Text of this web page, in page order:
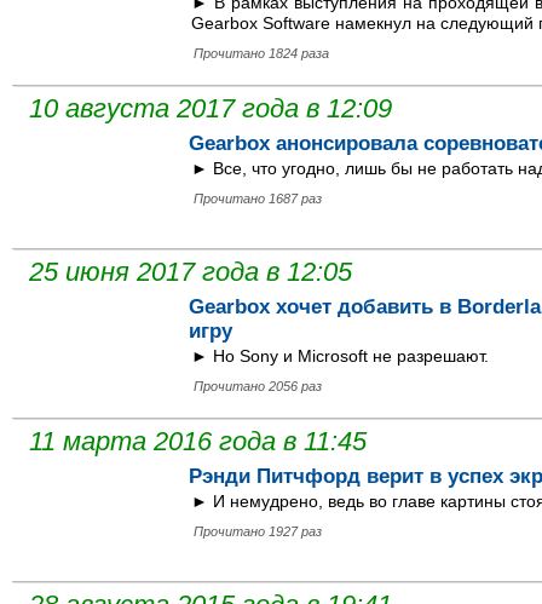
Gearbox Software намекнул на следующий
Прочитано 1824 раза
10 августа 2017 года в 12:09
Gearbox анонсировала
► Все, что угодно, лишь бы не работать
Прочитано 1687 раз
25 июня 2017 года в 12:05
Gearbox хочет добавить в
игру
► Но Sony и Microsoft не разрешают.
Прочитано 2056 раз
11 марта 2016 года в 11:45
Рэнди Питчфорд верит в успех
► И немудрено, ведь во главе картины
Прочитано 1927 раз